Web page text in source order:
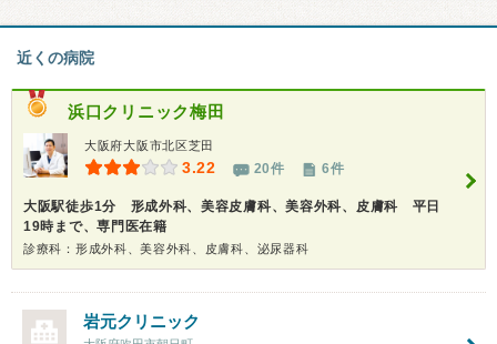
近くの病院
浜口クリニック梅田
大阪府大阪市北区芝田
3.22 20件 6件
大阪駅徒歩1分 形成外科、美容皮膚科、美容外科、皮膚科 平日
19時まで、専門医在籍
診療科：形成外科、美容外科、皮膚科、泌尿器科
岩元クリニック